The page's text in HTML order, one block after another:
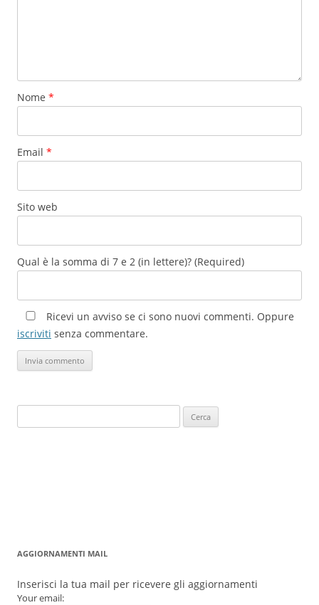
Nome *
Email *
Sito web
Qual è la somma di 7 e 2 (in lettere)? (Required)
Ricevi un avviso se ci sono nuovi commenti. Oppure
iscriviti senza commentare.
per:
AGGIORNAMENTI MAIL
Inserisci la tua mail per ricevere gli aggiornamenti
Your email: